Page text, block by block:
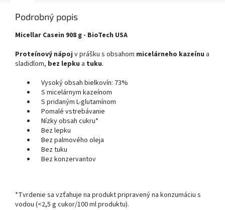
Podrobný popis
Micellar Casein 908 g - BioTech USA
Proteínový nápoj v prášku s obsahom micelárneho kazeínu a
sladidlom, bez lepku a tuku.
Vysoký obsah bielkovín: 73%
S micelárnym kazeínom
S pridaným L-glutamínom
Pomalé vstrebávanie
Nízky obsah cukru*
Bez lepku
Bez palmového oleja
Bez tuku
Bez konzervantov
*Tvrdenie sa vzťahuje na produkt pripravený na konzumáciu s
vodou (<2,5 g cukor/100 ml produktu).